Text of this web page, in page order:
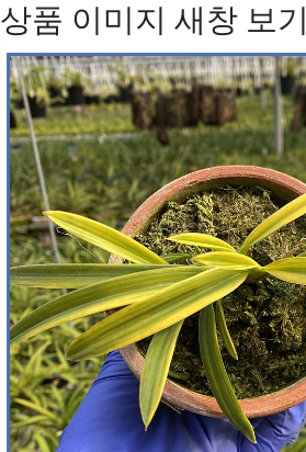
상품 이미지 새창 보기